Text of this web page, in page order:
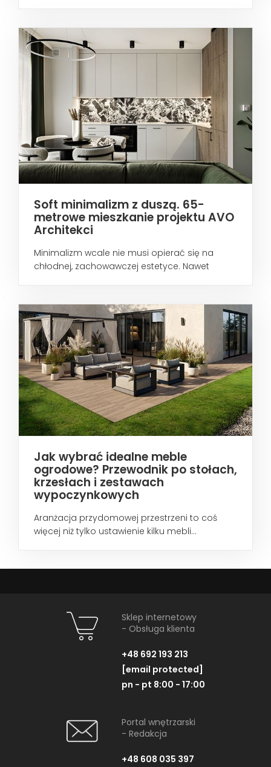
Soft minimalizm z duszą. 65-
metrowe mieszkanie projektu AVO
Architekci
Minimalizm wcale nie musi opierać się na
chłodnej, zachowawczej estetyce. Nawet
Jak wybrać idealne meble
ogrodowe? Przewodnik po stołach,
krzesłach i zestawach
wypoczynkowych
Aranżacja przydomowej przestrzeni to coś
więcej niż tylko ustawienie kilku mebli...
Sklep internetowy
- Obsługa klienta
+48 692 193 213
[email protected]
pn - pt 8:00 - 17:00
Portal wnętrzarski
- Redakcja
+48 608 035 397